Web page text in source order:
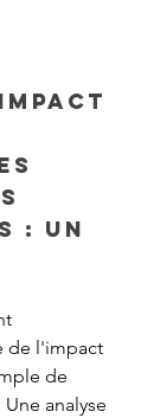
: un
de l'impact
de
analyse